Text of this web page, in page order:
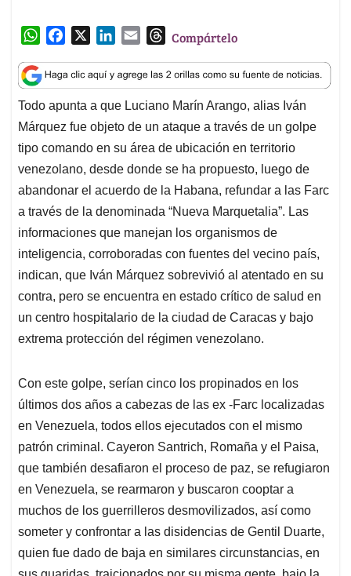
W
a
t
s
A
p
p
c
e
b
o
o
k
n
k
e
d
I
n
a
i
l
T
r
e
a
d
s
Compártelo
Todo apunta a que Luciano Marín Arango, alias Iván
Márquez fue objeto de un ataque a través de un golpe
tipo comando en su área de ubicación en territorio
venezolano, desde donde se ha propuesto, luego de
abandonar el acuerdo de la Habana, refundar a las Farc
a través de la denominada “Nueva Marquetalia”. Las
informaciones que manejan los organismos de
inteligencia, corroboradas con fuentes del vecino país,
indican, que Iván Márquez sobrevivió al atentado en su
contra, pero se encuentra en estado crítico de salud en
un centro hospitalario de la ciudad de Caracas y bajo
extrema protección del régimen venezolano.
Con este golpe, serían cinco los propinados en los
últimos dos años a cabezas de las ex -Farc localizadas
en Venezuela, todos ellos ejecutados con el mismo
patrón criminal. Cayeron Santrich, Romaña y el Paisa,
que también desafiaron el proceso de paz, se refugiaron
en Venezuela, se rearmaron y buscaron cooptar a
muchos de los guerrilleros desmovilizados, así como
someter y confrontar a las disidencias de Gentil Duarte,
quien fue dado de baja en similares circunstancias, en